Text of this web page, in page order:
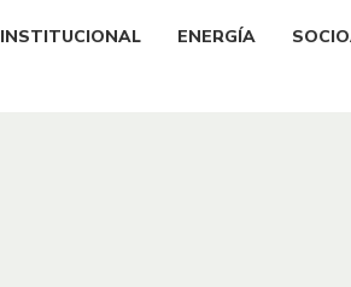
INSTITUCIONAL ENERGÍA